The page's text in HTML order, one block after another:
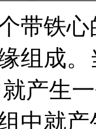
带铁
组成
产生
中就